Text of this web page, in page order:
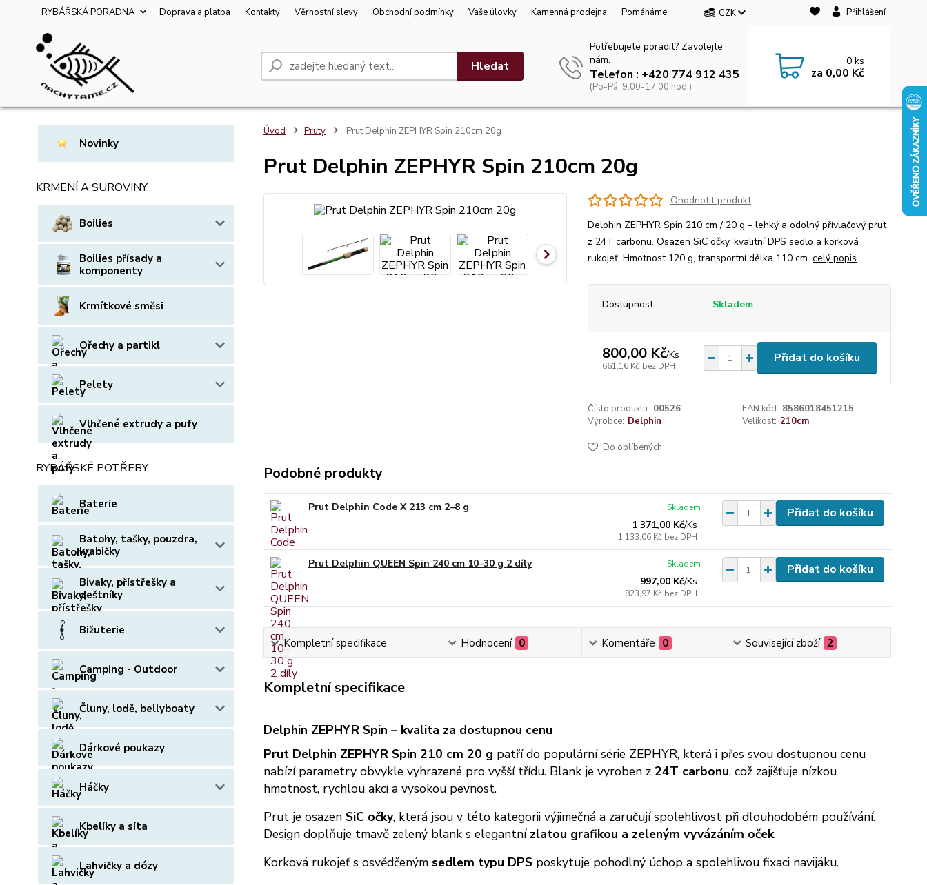
RYBÁŘSKÁ PORADNA Doprava a platba Kontakty Věrnostní slevy Obchodní podmínky Vaše úlovky Kamenná prodejna Pomáháme CZK Přihlášení
Hledat
Potřebujete poradit? Zavolejte
nám.
Telefon : +420 774 912 435
(Po-Pá, 9:00-17:00 hod.)
0ks
za 0,00 Kč
Novinky
KRMENÍ A SUROVINY
Boilies
Boilies přísady a
komponenty
Krmítkové směsi
Ořechy a partikl
Pelety
Vlhčené extrudy a pufy
RYBÁŘSKÉ POTŘEBY
Baterie
Batohy, tašky, pouzdra,
krabičky
Bivaky, přístřešky a
deštníky
Bižuterie
Camping - Outdoor
Čluny, lodě, bellyboaty
Dárkové poukazy
Háčky
Kbelíky a síta
Lahvičky a dózy
Úvod Pruty Prut Delphin ZEPHYR Spin 210cm 20g
Prut Delphin ZEPHYR Spin 210cm 20g
Ohodnotit produkt
Delphin ZEPHYR Spin 210 cm / 20 g – lehký a odolný přívlačový prut
z 24T carbonu. Osazen SiC očky, kvalitní DPS sedlo a korková
rukojeť. Hmotnost 120 g, transportní délka 110 cm. celý popis
Dostupnost Skladem
800,00 Kč/Ks
661,16 Kč bez DPH
Přidat do košíku
Číslo produktu: 00526 EAN kód: 8586018451215
Výrobce: Delphin Velikost: 210cm
Do oblíbených
Podobné produkty
Prut Delphin Code X 213 cm 2–8 g
1 371,00 Kč/Ks
1 133,06 Kč bez DPH
Skladem Přidat do košíku
Prut Delphin QUEEN Spin 240 cm 10–30 g 2 díly
997,00 Kč/Ks
823,97 Kč bez DPH
Skladem Přidat do košíku
Kompletní specifikace Hodnocení 0 Komentáře 0 Související zboží 2
Kompletní specifikace
Delphin ZEPHYR Spin – kvalita za dostupnou cenu
Prut Delphin ZEPHYR Spin 210 cm 20 g patří do populární série ZEPHYR, která i přes svou dostupnou cenu
nabízí parametry obvykle vyhrazené pro vyšší třídu. Blank je vyroben z 24T carbonu, což zajišťuje nízkou
hmotnost, rychlou akci a vysokou pevnost.
Prut je osazen SiC očky, která jsou v této kategorii výjimečná a zaručují spolehlivost při dlouhodobém používání.
Design doplňuje tmavě zelený blank s elegantní zlatou grafikou a zeleným vyvázáním oček.
Korková rukojeť s osvědčeným sedlem typu DPSposkytuje pohodlný úchop a spolehlivou fixaci navijáku.